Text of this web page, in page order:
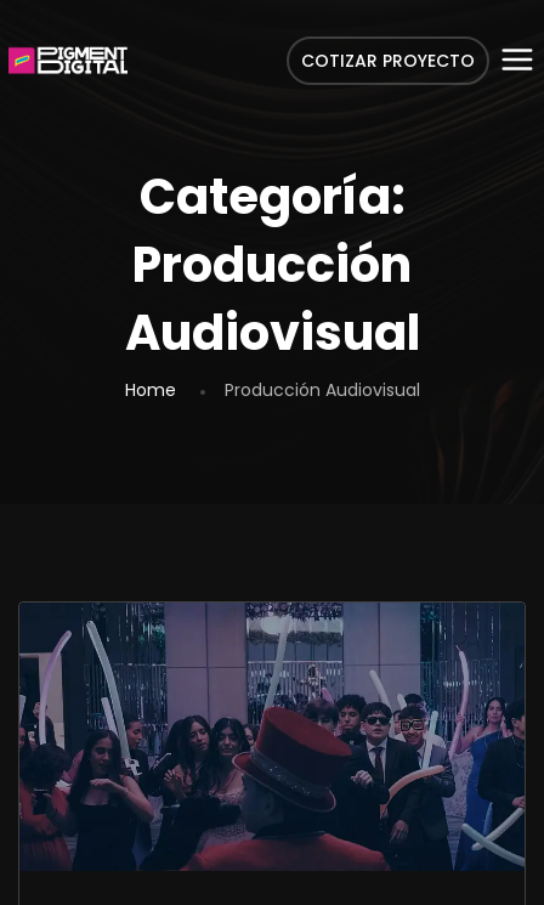
COTIZAR PROYECTO
Categoría:
Producción
Audiovisual
Home Producción Audiovisual